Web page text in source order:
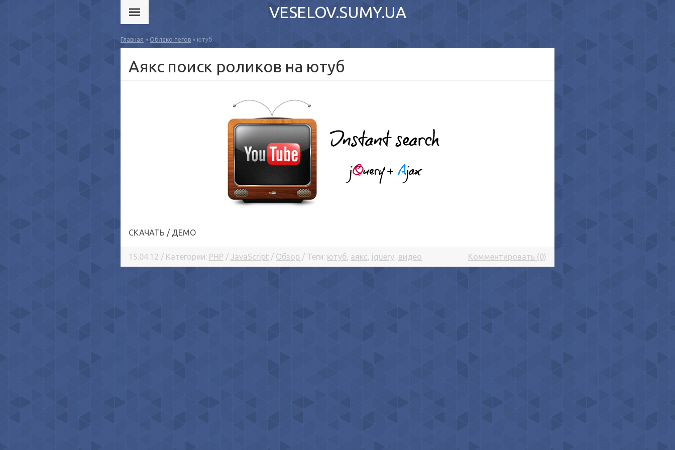
VESELOV.SUMY.UA
Главная » Облако тегов » ютуб
Аякс поиск роликов на ютуб
СКАЧАТЬ / ДЕМО
15.04.12 / Категории: PHP / JavaScript / Обзор / Теги: ютуб, аякс, jquery, видео Комментировать (0)